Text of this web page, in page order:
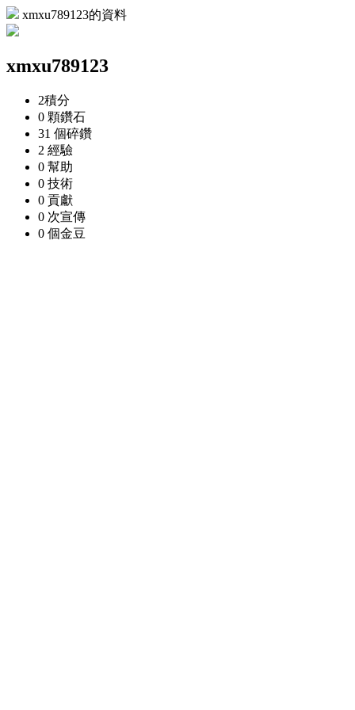
xmxu789123的資料
xmxu789123
2積分
0 顆鑽石
31 個碎鑽
2 經驗
0 幫助
0 技術
0 貢獻
0 次宣傳
0 個金豆